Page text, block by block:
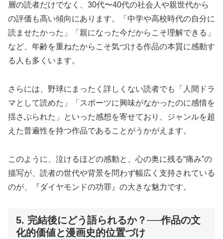
層の読者だけでなく、30代〜40代の社会人や親世代から
の評価も高い傾向にあります。「中学や高校時代の自分に
読ませたかった」「親になった今だからこそ理解できる」
など、年齢を重ねたからこそ気づける作品の本質に感動す
る人も多くいます。
さらには、野球にまったく詳しくない読者でも「人間ドラ
マとして読めた」「スポーツに興味がなかったのに感情を
揺さぶられた」といった感想を寄せており、ジャンルを超
えた普遍性を持つ作品であることがうかがえます。
このように、泣けるほどの感動と、心の奥に残る“痛み”の
描写が、読者の世代や背景を問わず幅広く支持されている
のが、『ダイヤモンドの功罪』の大きな魅力です。
5. 完結後にどう語られるか？──作品の文
化的価値と漫画史的位置づけ